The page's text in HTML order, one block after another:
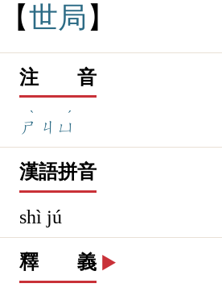
世局
注 音
ㄕ
ˋ
ㄐㄩ
ˊ
漢語拼音
shì jú
釋 義 ▶️